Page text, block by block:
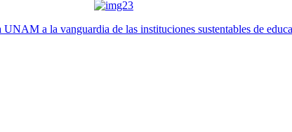
UNAM a la vanguardia de las instituciones sustentables de